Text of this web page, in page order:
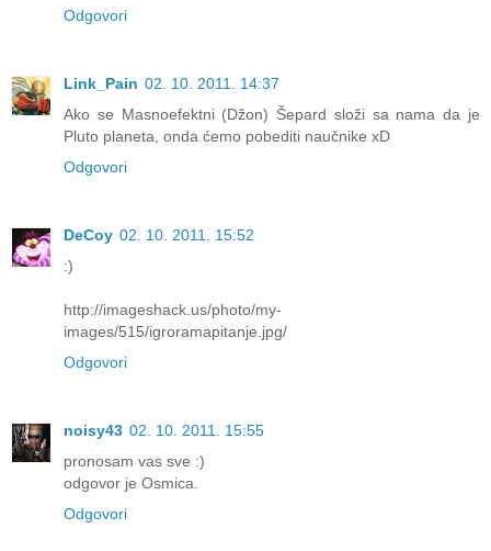
Odgovori
Link_Pain 02. 10. 2011. 14:37
Ako se Masnoefektni (Džon) Šepard složi sa nama da je
Pluto planeta, onda ćemo pobediti naučnike xD
Odgovori
DeCoy 02. 10. 2011. 15:52
:)
http://imageshack.us/photo/my-
images/515/igroramapitanje.jpg/
Odgovori
noisy43 02. 10. 2011. 15:55
pronosam vas sve :)
odgovor je Osmica.
Odgovori